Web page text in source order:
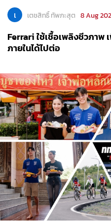
เ เตชสิทธิ์ ทัพภะสุต 8 Aug
Ferrari ใช้เชื้อเพลิงชีวภาพ
ภายในได้ไปต่อ